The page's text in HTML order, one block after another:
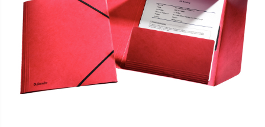
Bibliorafturi, caiete mecanice,
separatoare
Capsatoare, capse si
perforatoare
Caiete si blocnotesuri
Dosare, folii protectie si mape